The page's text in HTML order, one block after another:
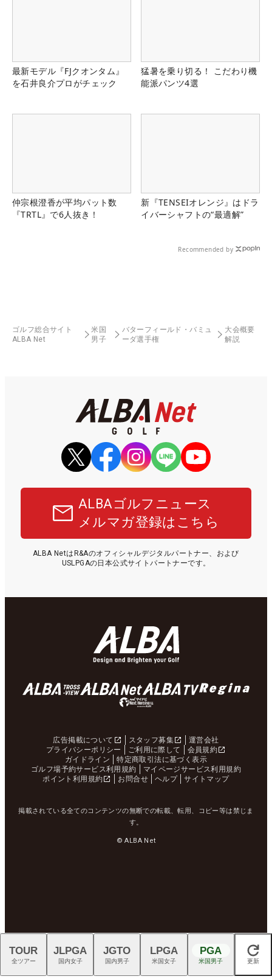
最新モデル『FJクオンタム』
を石井良介プロがチェック
猛暑を乗り切る！ こだわり機
能派パンツ4選
仲宗根澄香が平均パット数
『TRTL』で6人抜き！
新『TENSEIオレンジ』はドラ
イバーシャフトの“最適解”
Recommended by
ゴルフ総合サイト
ALBA Net
米国
男子
バターフィールド・バミュ
ーダ選手権
大会概要
解説
ALBAゴルフニュース
メルマガ登録はこちら
ALBA NetはR&Aのオフィシャルデジタルパートナー、および
USLPGAの日本公式サイトパートナーです。
広告掲載について スタッフ募集
運営会社
プライバシーポリシー
ご利用に際して
会員規約
ガイドライン
特定商取引法に基づく表示
ゴルフ場予約サービス利用規約
マイページサービス利用規約
ポイント利用規約
お問合せ ヘルプ サイトマップ
掲載されている全てのコンテンツの無断での転載、転用、コピー等は禁じま
す。
© ALBA Net
閉じる
TOUR
全ツアー
JLPGA
国内女子
JGTO
国内男子
LPGA
米国女子
PGA
米国男子 更新